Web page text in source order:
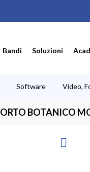
Bandi Soluzioni
Software Video,
BOTANICO